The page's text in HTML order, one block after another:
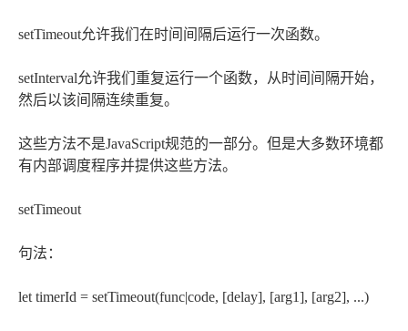
setTimeout允许我们在时间间隔后运行一次函数。
setInterval允许我们重复运行一个函数，从时间间隔开始，
然后以该间隔连续重复。
这些方法不是JavaScript规范的一部分。但是大多数环境都
有内部调度程序并提供这些方法。
setTimeout
句法：
let timerId = setTimeout(func|code, [delay], [arg1], [arg2], ...)